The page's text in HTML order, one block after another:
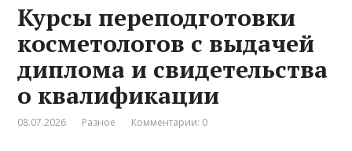
Курсы переподготовки
косметологов с выдачей
диплома и свидетельства
о квалификации
08.07.2026 Разное Комментарии: 0